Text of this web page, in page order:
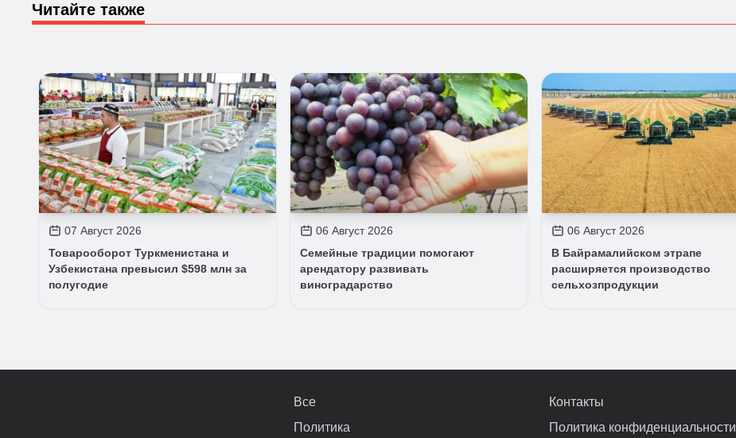
Читайте также
07 Август 2026
Товарооборот Туркменистана и
Узбекистана превысил $598 млн за
полугодие
06 Август 2026
Семейные традиции помогают
арендатору развивать
виноградарство
06 Август 2026
В Байрамалийском этрапе
расширяется производство
сельхозпродукции
Все
Политика
Контакты
Политика конфиденциальности